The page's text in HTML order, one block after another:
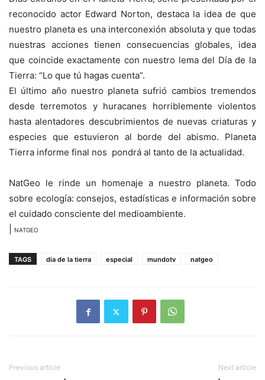
reconocido actor Edward Norton, destaca la idea de que
nuestro planeta es una interconexión absoluta y que todas
nuestras acciones tienen consecuencias globales, idea
que coincide exactamente con nuestro lema del Día de la
Tierra: “Lo que tú hagas cuenta”.
El último año nuestro planeta sufrió cambios tremendos
desde terremotos y huracanes horriblemente violentos
hasta alentadores descubrimientos de nuevas criaturas y
especies que estuvieron al borde del abismo. Planeta
Tierra informe final nos pondrá al tanto de la actualidad.
NatGeo le rinde un homenaje a nuestro planeta. Todo
sobre ecología: consejos, estadísticas e información sobre
el cuidado consciente del medioambiente.
NATGEO
TAGS dia de la tierra especial mundotv natgeo
Previous article Next article